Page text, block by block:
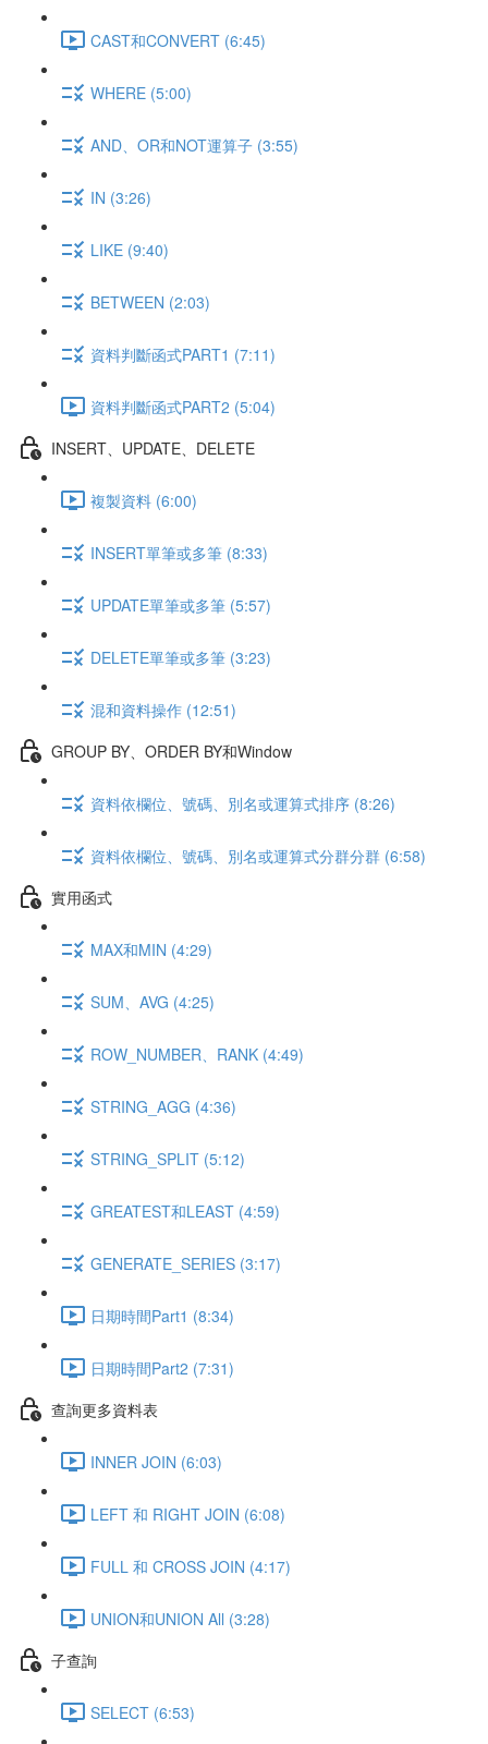
CAST和CONVERT (6:45)
WHERE (5:00)
AND、OR和NOT運算子 (3:55)
IN (3:26)
LIKE (9:40)
BETWEEN (2:03)
資料判斷函式PART1 (7:11)
資料判斷函式PART2 (5:04)
INSERT、UPDATE、DELETE
複製資料 (6:00)
INSERT單筆或多筆 (8:33)
UPDATE單筆或多筆 (5:57)
DELETE單筆或多筆 (3:23)
混和資料操作 (12:51)
GROUP BY、ORDER BY和Window
資料依欄位、號碼、別名或運算式排序 (8:26)
資料依欄位、號碼、別名或運算式分群分群 (6:58)
實用函式
MAX和MIN (4:29)
SUM、AVG (4:25)
ROW_NUMBER、RANK (4:49)
STRING_AGG (4:36)
STRING_SPLIT (5:12)
GREATEST和LEAST (4:59)
GENERATE_SERIES (3:17)
日期時間Part1 (8:34)
日期時間Part2 (7:31)
查詢更多資料表
INNER JOIN (6:03)
LEFT 和 RIGHT JOIN (6:08)
FULL 和 CROSS JOIN (4:17)
UNION和UNION All (3:28)
子查詢
SELECT (6:53)